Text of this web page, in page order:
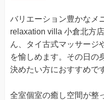
バリエーション豊かなメ
relaxation villa 小倉北方
ん、タイ古式マッサージ
を愉しめます。その日の
決めたい方におすすめで
全室個室の癒し空間が整